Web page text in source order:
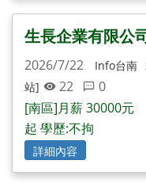
生長企業有限公
2026/7/22 Info台南
站]
22
0
[南區]月薪 30000元
起 學歷:不拘
詳細內容